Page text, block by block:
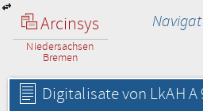
Arcinsys
Niedersachsen
Bremen
Digitalisate von LkAH A